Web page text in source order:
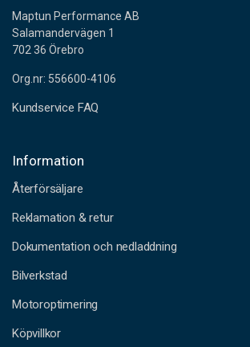
Maptun Performance AB
Salamandervägen 1
702 36 Örebro
Org.nr: 556600-4106
Kundservice FAQ
Information
Återförsäljare
Reklamation & retur
Dokumentation och nedladdning
Bilverkstad
Motoroptimering
Köpvillkor